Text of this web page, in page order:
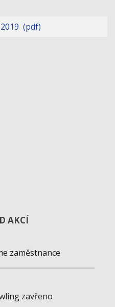
(pdf)
AKCÍ
zaměstnance
zavřeno